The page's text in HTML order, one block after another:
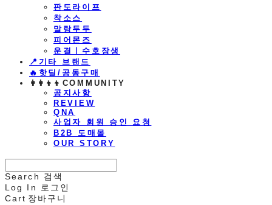
판도라이프
착소스
말랑두두
피어몬즈
운결ㅣ수호장생
📍기타 브랜드
🔥핫딜/공동구매
👩‍👩‍👦‍👦COMMUNITY
공지사항
REVIEW
QNA
사업자 회원 승인 요청
B2B 도매몰
OUR STORY
Search
검색
Log In
로그인
Cart 장바구니